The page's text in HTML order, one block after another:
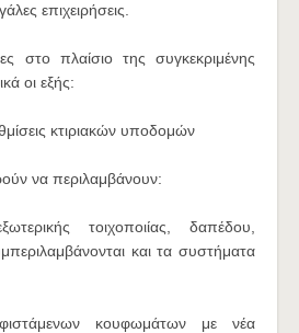
επιχειρήσεις.
στο πλαίσιο της συγκεκριμένης
οι εξής:
κτιριακών υποδομών
να περιλαμβάνουν:
τοιχοποιίας, δαπέδου,
και τα συστήματα
κουφωμάτων με νέα